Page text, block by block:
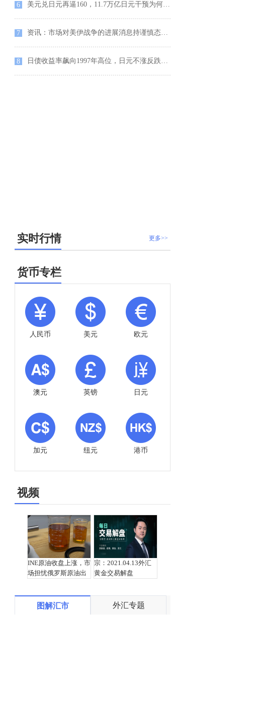
6 美元兑日元再逼160，11.7万亿日元干预为何没能改写趋势
7 资讯：市场对美伊战争的进展消息持谨慎态度。美元周二先跌后涨；金价4500关口遇阻
8 日债收益率飙向1997年高位，日元不涨反跌逼近160
更多>>
实时行情
货币专栏
人民币 美元 欧元
澳元 英镑 日元
加元 纽元 港币
视频
INE原油收盘上涨，市
场担忧俄罗斯原油出
宗：2021.04.13外汇
黄金交易解盘
图解汇市 外汇专题